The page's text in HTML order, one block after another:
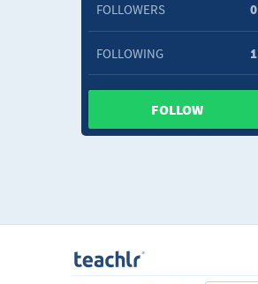
FOLLOWERS 0
FOLLOWING 1
FOLLOW